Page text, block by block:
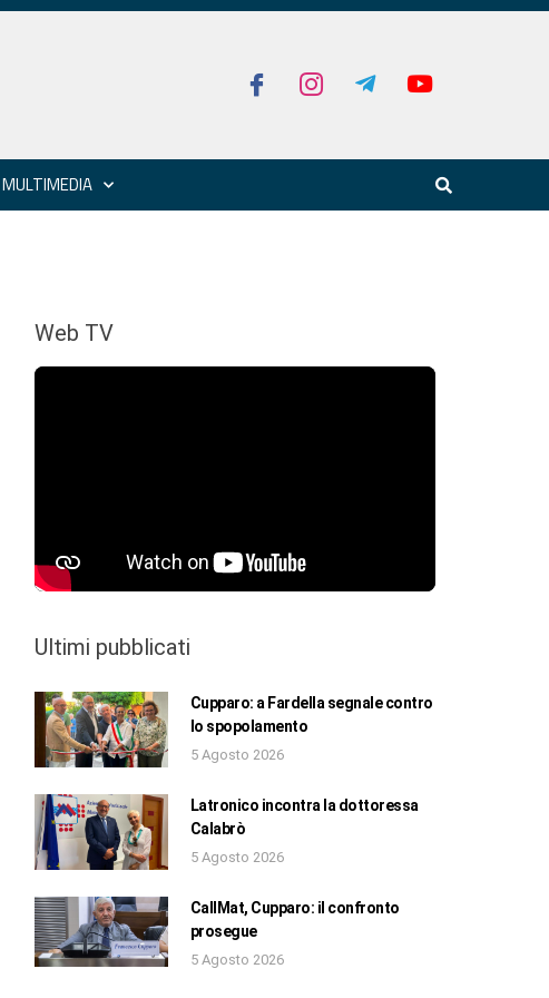
MULTIMEDIA
Web TV
Ultimi pubblicati
Cupparo: a Fardella segnale contro
lo spopolamento
5 Agosto 2026
Latronico incontra la dottoressa
Calabrò
5 Agosto 2026
CallMat, Cupparo: il confronto
prosegue
5 Agosto 2026